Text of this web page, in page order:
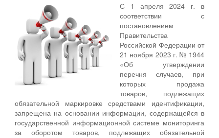
С 1 апреля 2024 г. в
соответствии с
постановлением
Правительства
Российской Федерации от
21 ноября 2023 г. № 1944
«Об утверждении
перечня случаев, при
которых продажа
товаров, подлежащих
обязательной маркировке средствами идентификации,
запрещена на основании информации, содержащейся в
государственной информационной системе мониторинга
за оборотом товаров, подлежащих обязательной